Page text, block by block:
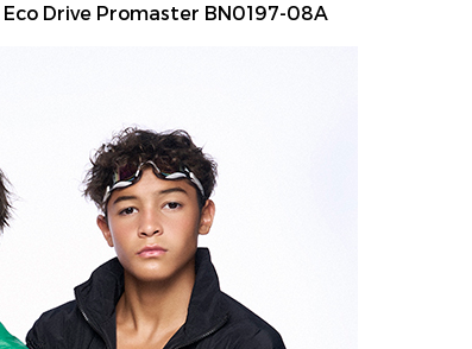
Eco Drive Promaster BN0197-08A